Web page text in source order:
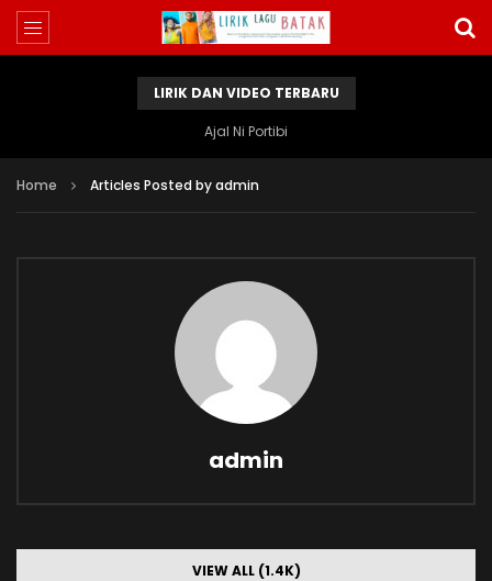
LIRIK DAN VIDEO TERBARU
Ajal Ni Portibi
Home Articles Posted by admin
admin
VIEW ALL (1.4K)